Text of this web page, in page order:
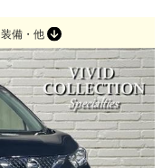
装備・他